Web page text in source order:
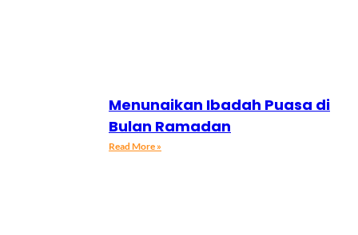
Menunaikan Ibadah Puasa di
Bulan Ramadan
Read More »